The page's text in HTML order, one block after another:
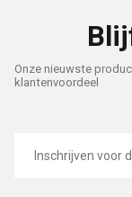
Onze nieuwste
klantenvoordeel
mailadres